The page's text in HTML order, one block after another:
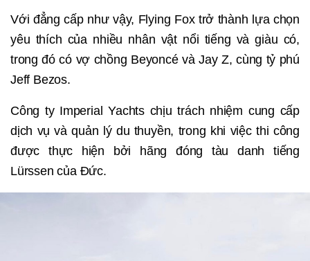
Với đẳng cấp như vậy, Flying Fox trở thành lựa chọn
yêu thích của nhiều nhân vật nổi tiếng và giàu có,
trong đó có vợ chồng Beyoncé và Jay Z, cùng tỷ phú
Jeff Bezos.
Công ty Imperial Yachts chịu trách nhiệm cung cấp
dịch vụ và quản lý du thuyền, trong khi việc thi công
được thực hiện bởi hãng đóng tàu danh tiếng
Lürssen của Đức.